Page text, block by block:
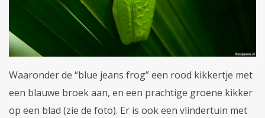
Waaronder de “blue jeans frog” een rood kikkertje met
een blauwe broek aan, en een prachtige groene kikker
op een blad (zie de foto). Er is ook een vlindertuin met